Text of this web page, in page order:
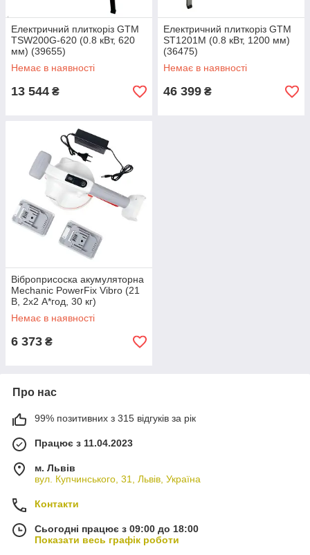
Електричний плиткоріз GTM
TSW200G-620 (0.8 кВт, 620
мм) (39655)
Немає в наявності
13 544 ₴
Електричний плиткоріз GTM
ST1201M (0.8 кВт, 1200 мм)
(36475)
Немає в наявності
46 399 ₴
Віброприсоска акумуляторна
Mechanic PowerFix Vibro (21
В, 2х2 А*год, 30 кг)
(89568442154)
Немає в наявності
6 373 ₴
Про нас
99% позитивних з 315 відгуків за рік
Працює з 11.04.2023
м. Львів
вул. Купчинського, 31, Львів, Україна
Контакти
Сьогодні працює з 09:00 до 18:00
Показати весь графік роботи